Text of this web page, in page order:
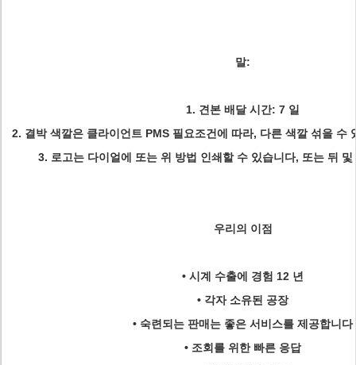
말:
1. 견본 배달 시간: 7 일
2. 결박 색깔은 클라이언트 PMS 필요조건에 따라, 다른 색깔 섞을 수
3. 로고는 다이얼에 또는 위 방법 인쇄할 수 있습니다, 또는 뒤
우리의 이점
• 시계 수출에 경험 12 년
• 각자 소유된 공장
• 숙련되는 판매는 좋은 서비스를 제공합니다
• 조회를 위한 빠른 응답